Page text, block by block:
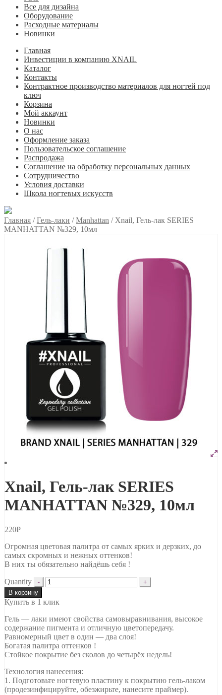
Все для дизайна
Оборудование
Расходные материалы
Новинки
Главная
Инвестиции в компанию XNAIL
Каталог
Контакты
Контрактное производство материалов для ногтей под
ключ
Корзина
Мой аккаунт
Новинки
О нас
Оформление заказа
Пользовательское соглашение
Распродажа
Соглашение на обработку персональных данных
Сотрудничество
Условия доставки
Школа ногтевых искусств
Главная /Гель-лаки /Manhattan / Xnail, Гель-лак SERIES
MANHATTAN №329, 10мл
Xnail, Гель-лак SERIES
MANHATTAN №329, 10мл
220Р
Огромная цветовая палитра от самых ярких и дерзких, до
самых скромных и нежных оттенков!
В них ты обязательно найдёшь себя !
Quantity
В корзину
Купить в 1 клик
Гель — лаки имеют свойства самовыравнивания, высокое
содержание пигмента и отличную цветопередачу.
Равномерный цвет в один — два слоя!
Богатая палитра оттенков !
Стойкое покрытие без сколов до четырёх недель!
Технология нанесения:
1. Подготовьте ногтевую пластину к покрытию гель-лаком
(продезинфицируйте, обезжирьте, нанесите праймер).